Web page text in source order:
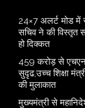
24×7 अलर्ट मोड
सचिव ने की विस्तृत
हो दिक्कत
459 करोड़ से
सुदृढ,उच्च शिक्षा
की मुलाकात
मुख्यमंत्री से